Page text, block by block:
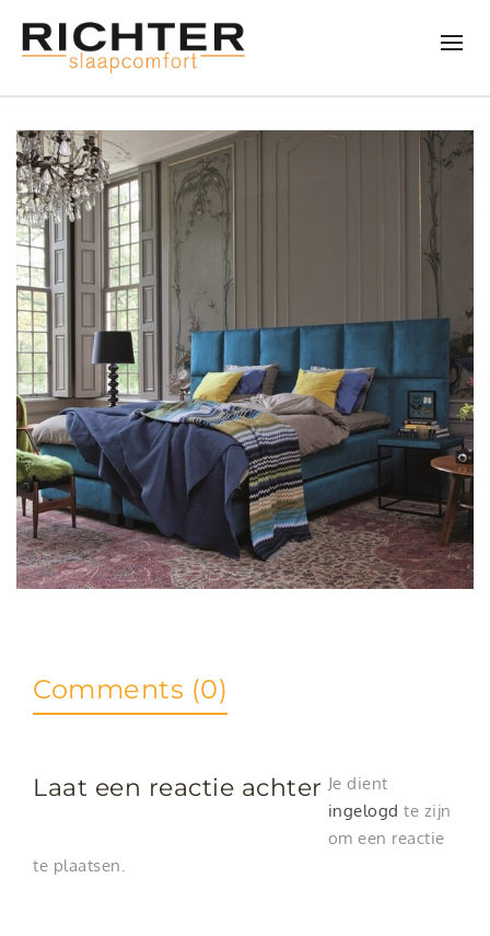
Comments (0)
Laat een reactie achter Je dient
ingelogd te zijn
om een reactie
te plaatsen.